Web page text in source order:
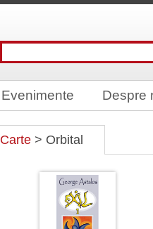
Evenimente Despre
Carte > Orbital